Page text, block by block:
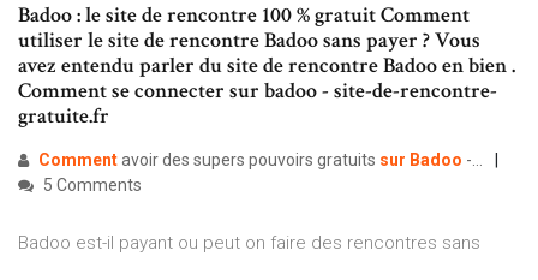
Badoo : le site de rencontre 100 % gratuit Comment
utiliser le site de rencontre Badoo sans payer ? Vous
avez entendu parler du site de rencontre Badoo en bien .
Comment se connecter sur badoo - site-de-rencontre-
gratuite.fr
Commentavoir des supers pouvoirs gratuits sur Badoo -…
5 Comments
Badoo est-il payant ou peut on faire des rencontres sans